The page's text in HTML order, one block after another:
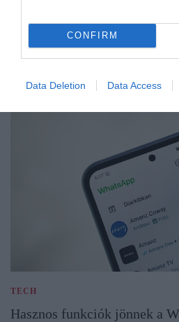
CONFIRM
Data Deletion Data Access
TECH
Hasznos funkciók jönnek a